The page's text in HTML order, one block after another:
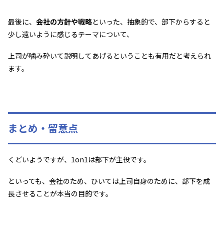
最後に、 会社の方針や戦略といった、抽象的で、部下からすると
少し遠いように感じるテーマについて、
上司が噛み砕いて説明してあげるということも有用だと考えられ
ます。
まとめ・留意点
くどいようですが、1on1は部下が主役です。
といっても、会社のため、ひいては上司自身のために、部下を成
長させることが本当の目的です。